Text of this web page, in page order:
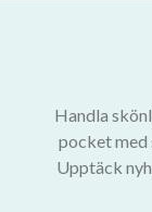
Handla
pocket med
Upptäck